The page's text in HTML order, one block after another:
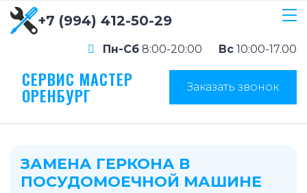
+7 (994) 412-50-29
Пн-Сб 8:00-20:00 Вс 10:00-17.00
СЕРВИС МАСТЕР
ОРЕНБУРГ Заказать звонок
ЗАМЕНА ГЕРКОНА В
ПОСУДОМОЕЧНОЙ МАШИНЕ